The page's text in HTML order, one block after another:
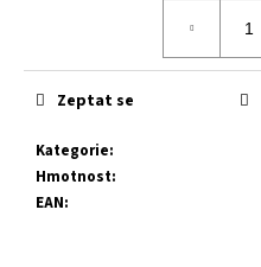
Kategorie:
Hmotnost:
EAN:
Zeptat se